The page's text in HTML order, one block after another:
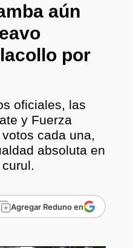
aún
por
oficiales, las
y Fuerza
cada una,
absoluta en
Agregar Reduno en